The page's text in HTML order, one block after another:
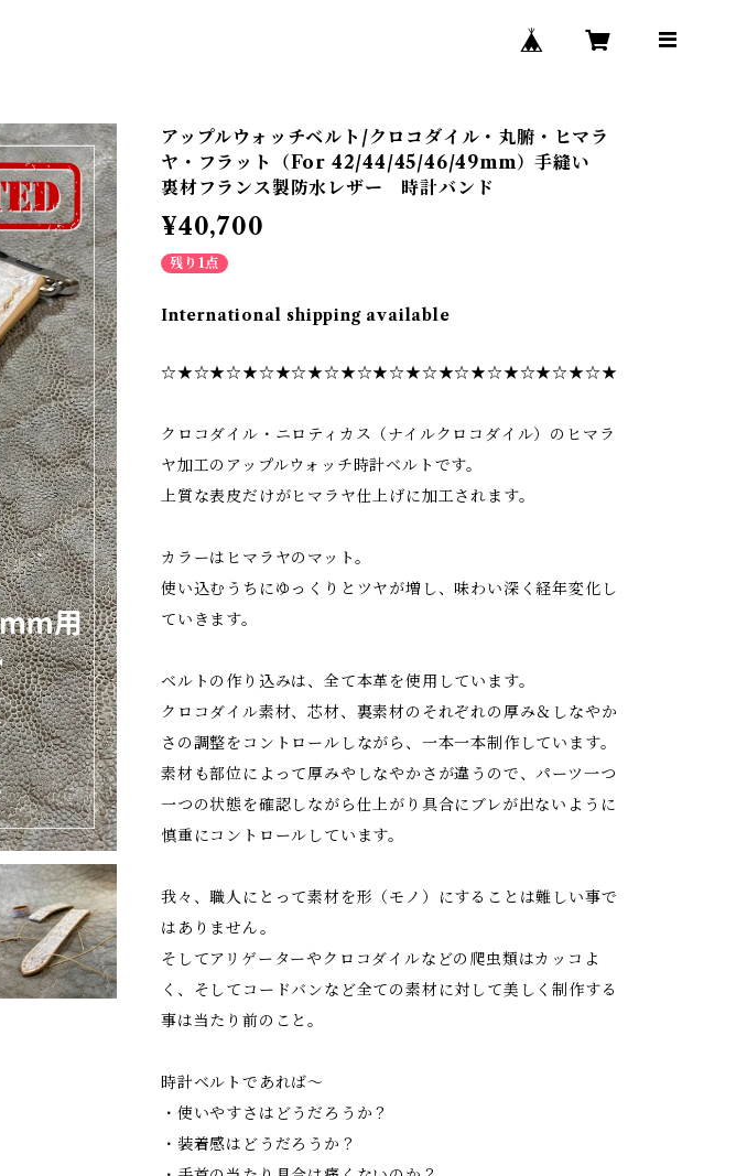
アップルウォッチベルト/クロコダイル・丸腑・ヒマラ
ヤ・フラット（For 42/44/45/46/49mm）手縫い
裏材フランス製防水レザー 時計バンド
¥40,700
残り1点
International shipping available
☆★☆★☆★☆★☆★☆★☆★☆★☆★☆★☆★☆★☆★☆★
クロコダイル・ニロティカス（ナイルクロコダイル）のヒマラ
ヤ加工のアップルウォッチ時計ベルトです。
上質な表皮だけがヒマラヤ仕上げに加工されます。
カラーはヒマラヤのマット。
使い込むうちにゆっくりとツヤが増し、味わい深く経年変化し
ていきます。
ベルトの作り込みは、全て本革を使用しています。
クロコダイル素材、芯材、裏素材のそれぞれの厚み＆しなやか
さの調整をコントロールしながら、一本一本制作しています。
素材も部位によって厚みやしなやかさが違うので、パーツ一つ
一つの状態を確認しながら仕上がり具合にブレが出ないように
慎重にコントロールしています。
我々、職人にとって素材を形（モノ）にすることは難しい事で
はありません。
そしてアリゲーターやクロコダイルなどの爬虫類はカッコよ
く、そしてコードバンなど全ての素材に対して美しく制作する
事は当たり前のこと。
時計ベルトであれば〜
・使いやすさはどうだろうか？
・装着感はどうだろうか？